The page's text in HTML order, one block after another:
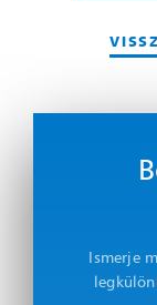
Ismerje